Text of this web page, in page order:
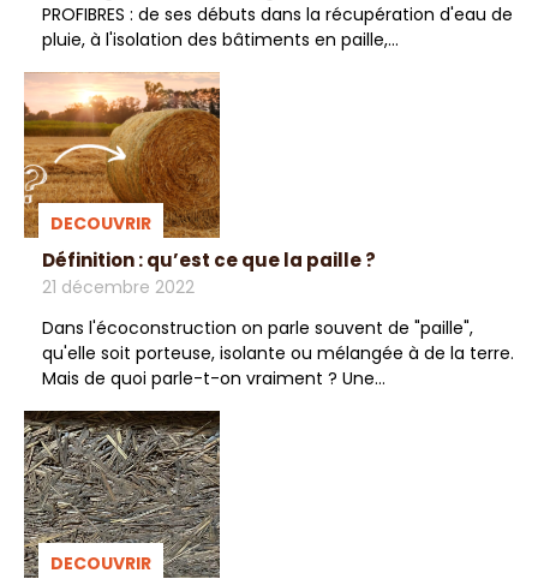
PROFIBRES : de ses débuts dans la récupération d'eau de
pluie, à l'isolation des bâtiments en paille,...
DECOUVRIR
Définition : qu’est ce que la paille ?
21 décembre 2022
Dans l'écoconstruction on parle souvent de "paille",
qu'elle soit porteuse, isolante ou mélangée à de la terre.
Mais de quoi parle-t-on vraiment ? Une...
DECOUVRIR